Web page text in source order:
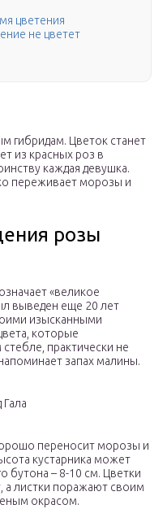
цветения
не цветет
гибридам. Цветок станет
из красных роз в
каждая девушка.
переживает морозы и
розы
«великое
выведен еще 20 лет
изысканными
которые
практически не
запах малины.
Гала
переносит морозы и
кустарника может
бутона – 8-10 см. Цветки
листки поражают своим
окрасом.